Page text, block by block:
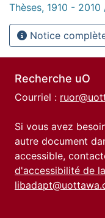
Thèses, 1910 -
Notice
Recherche uO
Courriel :
Si vous avez
autre document
accessible,
d'accessibilité de